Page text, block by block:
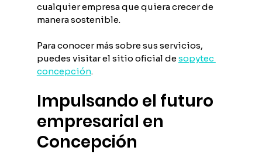
cualquier empresa que quiera crecer de
manera sostenible.
Para conocer más sobre sus servicios,
puedes visitar el sitio oficial de sopytec
concepción.
Impulsando el futuro
empresarial en
Concepción